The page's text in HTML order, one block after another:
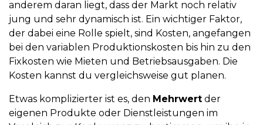
anderem daran liegt, dass der Markt noch relativ
jung und sehr dynamisch ist. Ein wichtiger Faktor,
der dabei eine Rolle spielt, sind Kosten, angefangen
bei den variablen Produktionskosten bis hin zu den
Fixkosten wie Mieten und Betriebsausgaben. Die
Kosten kannst du vergleichsweise gut planen.
Etwas komplizierter ist es, den Mehrwert der
eigenen Produkte oder Dienstleistungen im